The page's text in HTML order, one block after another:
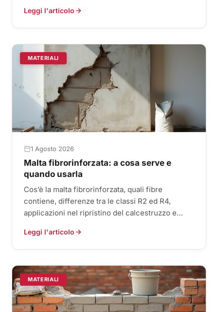
Leggi l'articolo
MATERIALI
1 Agosto 2026
Malta fibrorinforzata: a cosa serve e
quando usarla
Cos’è la malta fibrorinforzata, quali fibre
contiene, differenze tra le classi R2 ed R4,
applicazioni nel ripristino del calcestruzzo e
Leggi l'articolo
MATERIALI